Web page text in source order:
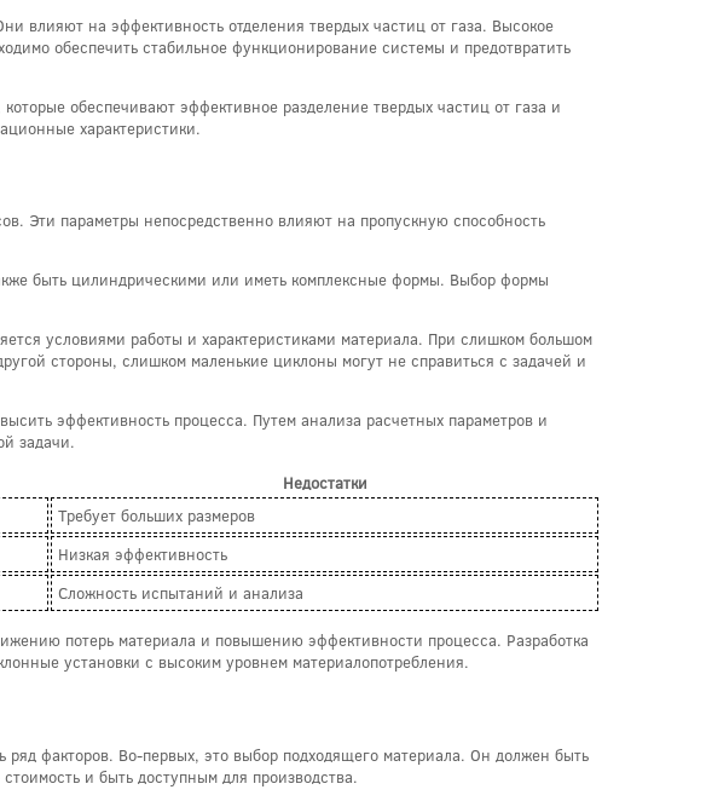
влияют на эффективность отделения твердых частиц от газа. Высокое
обеспечить стабильное функционирование системы и предотвратить
обеспечивают эффективное разделение твердых частиц от газа и
характеристики.
Эти параметры непосредственно влияют на пропускную способность
быть цилиндрическими или иметь комплексные формы. Выбор формы
условиями работы и характеристиками материала. При слишком большом
стороны, слишком маленькие циклоны могут не справиться с задачей и
эффективность процесса. Путем анализа расчетных параметров и
задачи.
Недостатки
Требует больших размеров
Низкая эффективность
Сложность испытаний и анализа
потерь материала и повышению эффективности процесса. Разработка
установки с высоким уровнем материалопотребления.
факторов. Во-первых, это выбор подходящего материала. Он должен быть
и быть доступным для производства.